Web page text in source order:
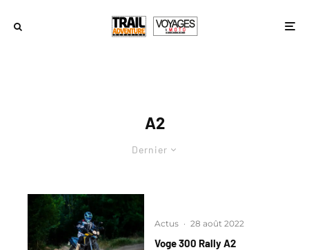
A2
Dernier
Actus · 28 août 2022
Voge 300 Rally A2